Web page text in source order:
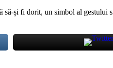
și fi dorit, un simbol al